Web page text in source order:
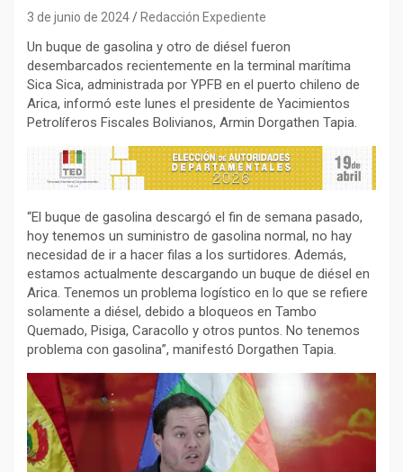
3 de junio de 2024 Redacción Expediente
Un buque de gasolina y otro de diésel fueron
desembarcados recientemente en la terminal marítima
Sica Sica, administrada por YPFB en el puerto chileno de
Arica, informó este lunes el presidente de Yacimientos
Petrolíferos Fiscales Bolivianos, Armin Dorgathen Tapia.
“El buque de gasolina descargó el fin de semana pasado,
hoy tenemos un suministro de gasolina normal, no hay
necesidad de ir a hacer filas a los surtidores. Además,
estamos actualmente descargando un buque de diésel en
Arica. Tenemos un problema logístico en lo que se refiere
solamente a diésel, debido a bloqueos en Tambo
Quemado, Pisiga, Caracollo y otros puntos. No tenemos
problema con gasolina”, manifestó Dorgathen Tapia.